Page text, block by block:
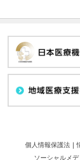
個人情報保護法｜
ソーシャルメ